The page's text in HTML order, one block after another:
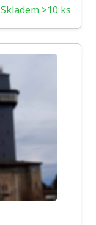
Skladem >10 ks